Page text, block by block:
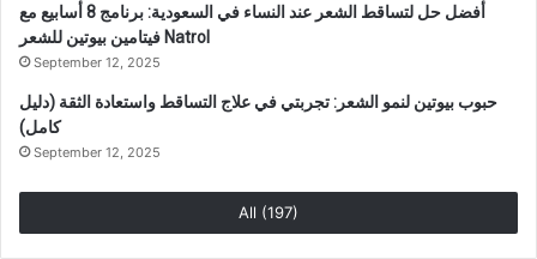
أفضل حل لتساقط الشعر عند النساء في السعودية: برنامج 8 أسابيع مع
فيتامين بيوتين للشعر Natrol
September 12, 2025
حبوب بيوتين لنمو الشعر: تجربتي في علاج التساقط واستعادة الثقة (دليل
كامل)
September 12, 2025
All (197)